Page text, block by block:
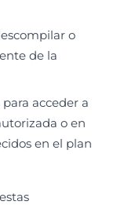
o
de la
acceder a
o en
en el plan